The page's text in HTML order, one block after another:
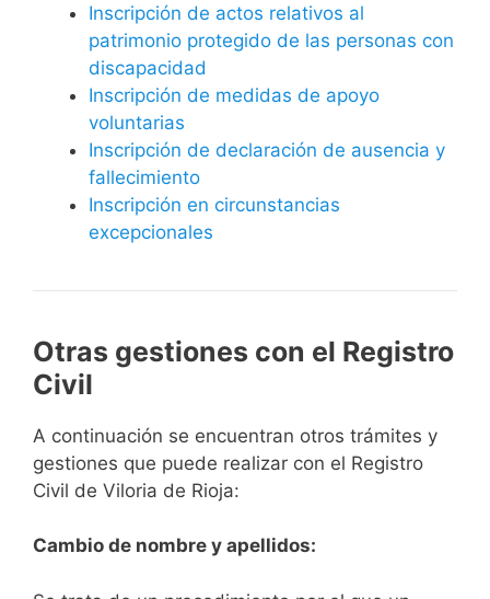
Inscripción de actos relativos al
patrimonio protegido de las personas con
discapacidad
Inscripción de medidas de apoyo
voluntarias
Inscripción de declaración de ausencia y
fallecimiento
Inscripción en circunstancias
excepcionales
Otras gestiones con el Registro
Civil
A continuación se encuentran otros trámites y
gestiones que puede realizar con el Registro
Civil de Viloria de Rioja:
Cambio de nombre y apellidos: